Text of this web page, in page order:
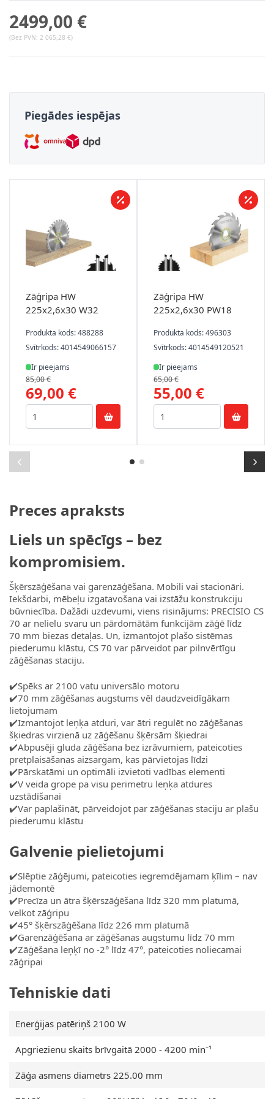
2499,00 €
(Bez PVN: 2 065,28 €)
Piegādes iespējas
Zāģripa HW
225x2,6x30 W32
Produkta kods: 488288
Svītrkods: 4014549066157
Ir pieejams
69,00 €
85,00 €
Zāģripa HW
225x2,6x30 PW18
Produkta kods: 496303
Svītrkods: 4014549120521
Ir pieejams
55,00 €
65,00 €
Preces apraksts
Liels un spēcīgs – bez
kompromisiem.
Šķērszāģēšana vai garenzāģēšana. Mobili vai stacionāri.
Iekšdarbi, mēbeļu izgatavošana vai izstāžu konstrukciju
būvniecība. Dažādi uzdevumi, viens risinājums: PRECISIO CS
70 ar nelielu svaru un pārdomātām funkcijām zāģē līdz
70 mm biezas detaļas. Un, izmantojot plašo sistēmas
piederumu klāstu, CS 70 var pārveidot par pilnvērtīgu
zāģēšanas staciju.
✔️Spēks ar 2100 vatu universālo motoru
✔️70 mm zāģēšanas augstums vēl daudzveidīgākam
lietojumam
✔️Izmantojot leņķa atduri, var ātri regulēt no zāģēšanas
šķiedras virzienā uz zāģēšanu šķērsām šķiedrai
✔️Abpusēji gluda zāģēšana bez izrāvumiem, pateicoties
pretplaisāšanas aizsargam, kas pārvietojas līdzi
✔️Pārskatāmi un optimāli izvietoti vadības elementi
✔️V veida grope pa visu perimetru leņķa atdures
uzstādīšanai
✔️Var paplašināt, pārveidojot par zāģēšanas staciju ar plašu
piederumu klāstu
Galvenie pielietojumi
✔️Slēptie zāģējumi, pateicoties iegremdējamam ķīlim – nav
jādemontē
✔️Precīza un ātra šķērszāģēšana līdz 320 mm platumā,
velkot zāģripu
✔️45° šķērszāģēšana līdz 226 mm platumā
✔️Garenzāģēšana ar zāģēšanas augstumu līdz 70 mm
✔️Zāģēšana leņķī no -2° līdz 47°, pateicoties noliecamai
zāģripai
Tehniskie dati
Enerģijas patēriņš 2100 W
Apgriezienu skaits brīvgaitā 2000 - 4200 min⁻¹
Zāģa asmens diametrs 225.00 mm